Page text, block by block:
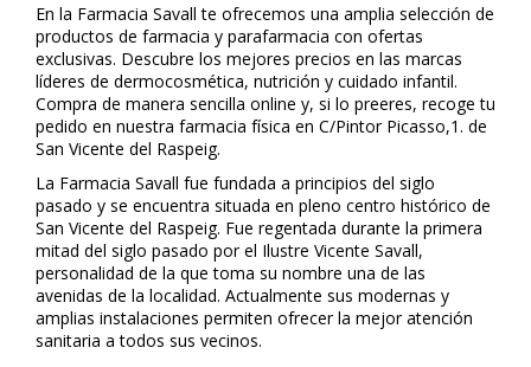
En la Farmacia Savall te ofrecemos una amplia selección de
productos de farmacia y parafarmacia con ofertas
exclusivas. Descubre los mejores precios en las marcas
líderes de dermocosmética, nutrición y cuidado infantil.
Compra de manera sencilla online y, si lo prefieres, recoge tu
pedido en nuestra farmacia física en C/Pintor Picasso,1. de
San Vicente del Raspeig.
La Farmacia Savall fue fundada a principios del siglo
pasado y se encuentra situada en pleno centro histórico de
San Vicente del Raspeig. Fue regentada durante la primera
mitad del siglo pasado por el Ilustre Vicente Savall,
personalidad de la que toma su nombre una de las
avenidas de la localidad. Actualmente sus modernas y
amplias instalaciones permiten ofrecer la mejor atención
sanitaria a todos sus vecinos.